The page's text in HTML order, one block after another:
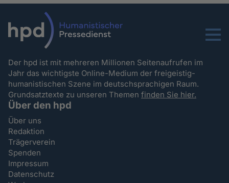
Menu
Der hpd ist mit mehreren Millionen Seitenaufrufen im
Jahr das wichtigste Online-Medium der freigeistig-
humanistischen Szene im deutschsprachigen Raum.
Grundsatztexte zu unseren Themenfinden Sie hier.
Über den hpd
Über uns
Redaktion
Trägerverein
Spenden
Impressum
Datenschutz